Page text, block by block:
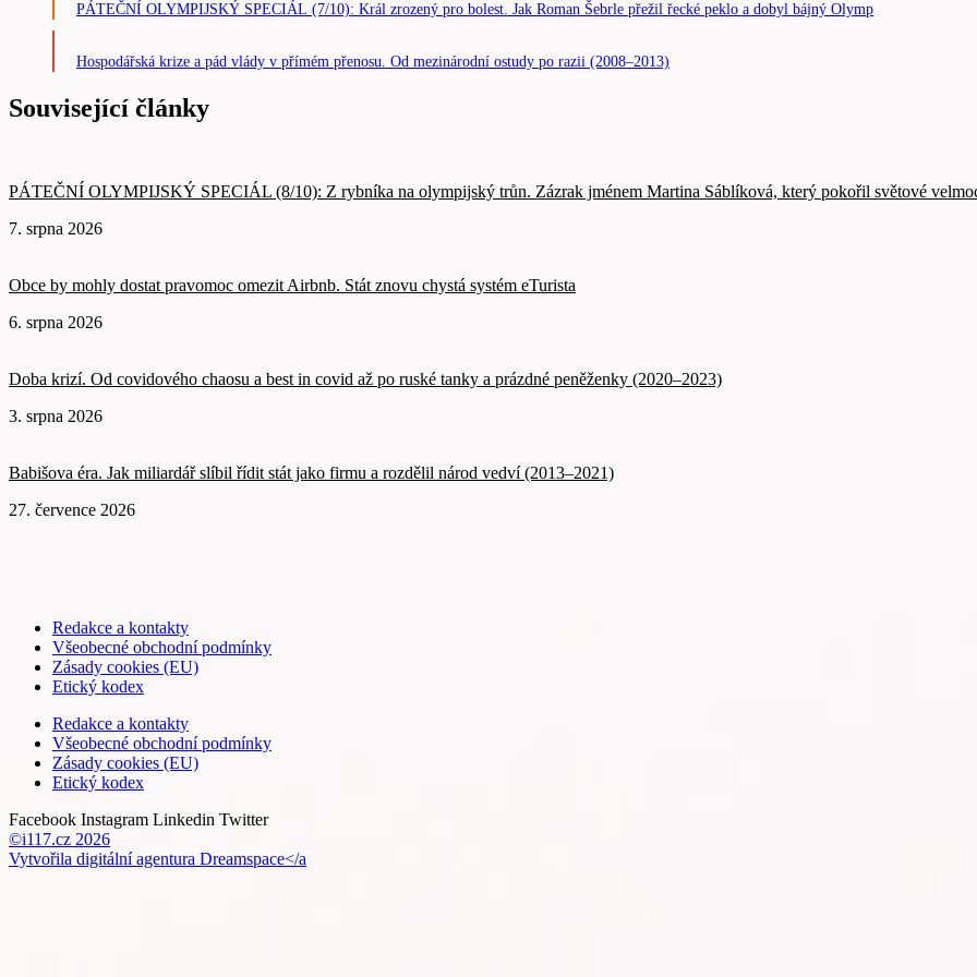
PÁTEČNÍ OLYMPIJSKÝ SPECIÁL (7/10): Král zrozený pro bolest. Jak Roman Šebrle přežil řecké peklo a dobyl bájný Olymp
Hospodářská krize a pád vlády v přímém přenosu. Od mezinárodní ostudy po razii (2008–2013)
Související články
PÁTEČNÍ OLYMPIJSKÝ SPECIÁL (8/10): Z rybníka na olympijský trůn. Zázrak jménem Martina Sáblíková, který pokořil světové
7. srpna 2026
Obce by mohly dostat pravomoc omezit Airbnb. Stát znovu chystá systém eTurista
6. srpna 2026
Doba krizí. Od covidového chaosu a best in covid až po ruské tanky a prázdné peněženky (2020–2023)
3. srpna 2026
Babišova éra. Jak miliardář slíbil řídit stát jako firmu a rozdělil národ vedví (2013–2021)
27. července 2026
Redakce a kontakty
Všeobecné obchodní podmínky
Zásady cookies (EU)
Etický kodex
Redakce a kontakty
Všeobecné obchodní podmínky
Zásady cookies (EU)
Etický kodex
Facebook Instagram Linkedin Twitter
©i117.cz 2026
Vytvořila digitální agentura Dreamspace</a